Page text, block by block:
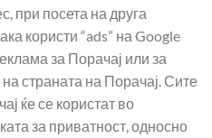
при посета на друга
користи “ads” на Google
за Порачај или за
страната на Порачај. Сите
ќе се користат во
за приватност, односно